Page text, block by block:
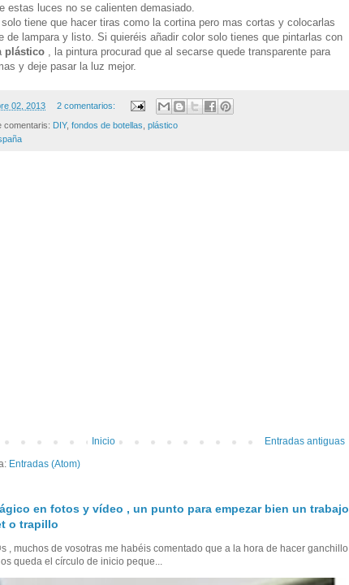
estas luces no se calienten demasiado.
solo tiene que hacer tiras como la cortina pero mas cortas y colocarlas
de lampara y listo. Si quieréis añadir color solo tienes que pintarlas con
plástico
, la pintura procurad que al secarse quede transparente para
y deje pasar la luz mejor.
02, 2013 2 comentarios:
comentaris: DIY, fondos de botellas plástico
Entradas antiguas
Inicio
Entradas (Atom)
en fotos y vídeo , un punto para empezar bien un trabajo
o trapillo
, muchos de vosotras me habéis comentado que a la hora de hacer ganchillo
queda el círculo de inicio peque...